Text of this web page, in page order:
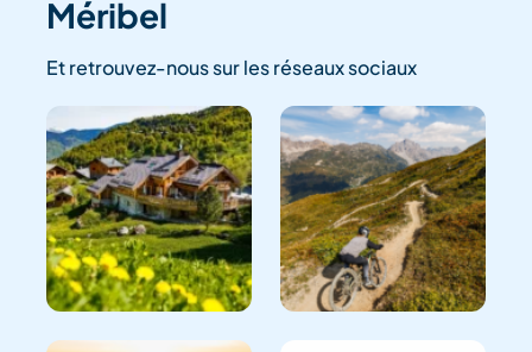
Méribel
Et retrouvez-nous sur les réseaux sociaux